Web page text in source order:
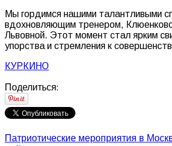
Мы гордимся нашими талантливыми
вдохновляющим тренером,
Львовной. Этот момент стал ярким
упорства и стремления к
КУРКИНО
Поделиться:
Патриотические мероприятия в